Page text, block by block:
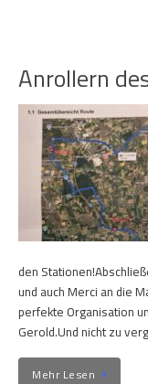
Anrollern
den
und auch Merci an die
perfekte Organisation
Gerold.Und nicht zu
Mehr Lesen